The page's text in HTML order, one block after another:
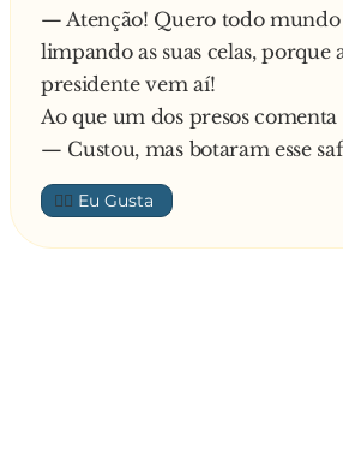
pinga da boa, whisky, tequila,
fumar, gostas de cigarros?
Responde o homem:
- Sim e de vez em quando
charutinho!
- Elahh! Às quartas temos
cachimbos E de jogos, gostas de
— Atenção! Quero todo
limpando as suas celas, porque
presidente vem aí!
Ao que um dos presos
— Custou, mas botaram esse
👍🏼